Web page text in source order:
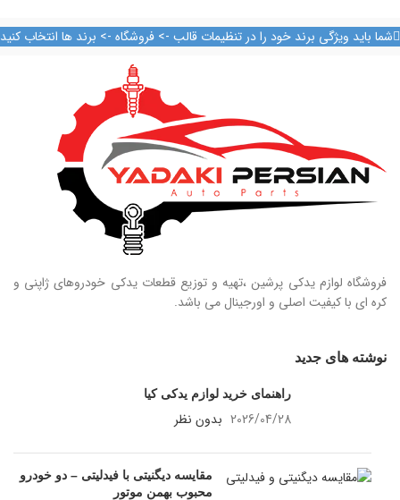
09124847876
شما باید ویژگی برند خود را در تنظیمات قالب -> فروشگاه -> برند ها انتخاب کنید
فروشگاه لوازم یدکی پرشین ،تهیه و توزیع قطعات یدکی خودروهای ژاپنی و
کره ای با کیفیت اصلی و اورجینال می باشد.
نوشته های جدید
راهنمای خرید لوازم یدکی کیا
2026/04/28 بدون نظر
مقایسه دیگنیتی با فیدلیتی – دو خودرو
محبوب بهمن موتور